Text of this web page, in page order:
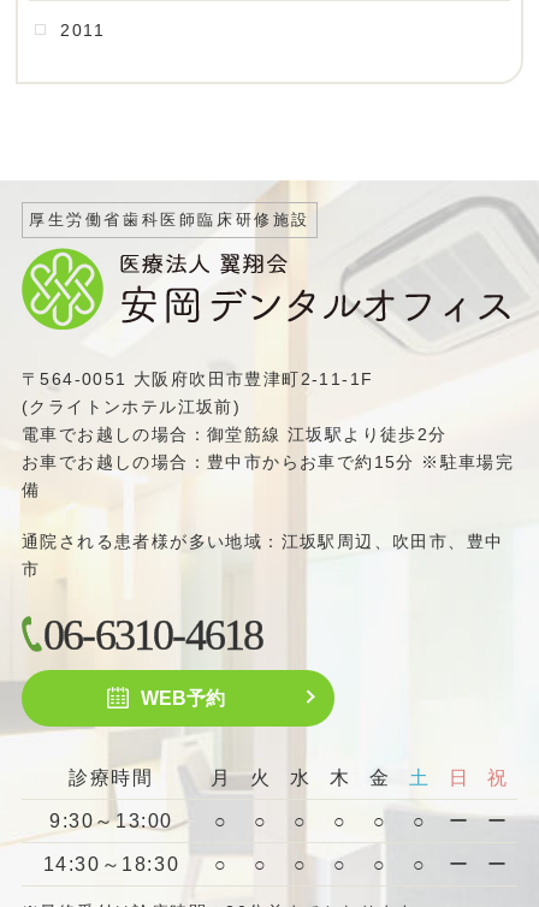
2011
厚生労働省歯科医師臨床研修施設
〒564-0051 大阪府吹田市豊津町2-11-1F
(クライトンホテル江坂前)
電車でお越しの場合：御堂筋線 江坂駅より徒歩2分
お車でお越しの場合：豊中市からお車で約15分 ※駐車場完
備
通院される患者様が多い地域：江坂駅周辺、吹田市、豊中
市
06-6310-4618
WEB予約
診療時間 月 火 水 木 金 土 日 祝
9:30～13:00 ○ ○ ○ ○ ○ ○ ー ー
14:30～18:30 ○ ○ ○ ○ ○ ○ ー ー